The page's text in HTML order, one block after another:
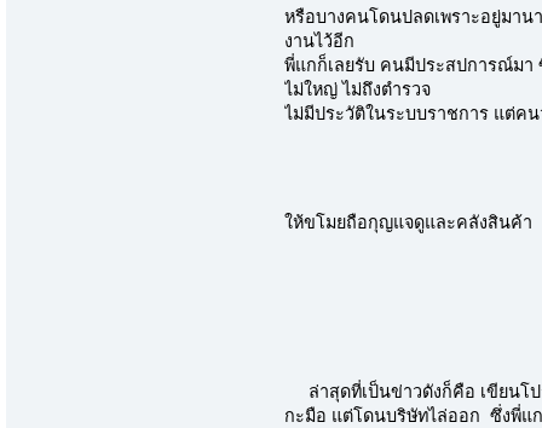
หรือบางคนโดนปลดเพราะอยู่มาน
งานไว้อีก
พี่แกก็เลยรับ คนมีประสปการณ์มา
ไม่ใหญ่ ไม่ถึงตำรวจ
ไม่มีประวัติในระบบราชการ แต่คน
ให้ขโมยถือกุญแจดูและคลังสินค้า
ล่าสุดที่เป็นข่าวดังก็คือ เขียนโ
กะมือ แต่โดนบริษัทไล่ออก ซึ่งพี่แ